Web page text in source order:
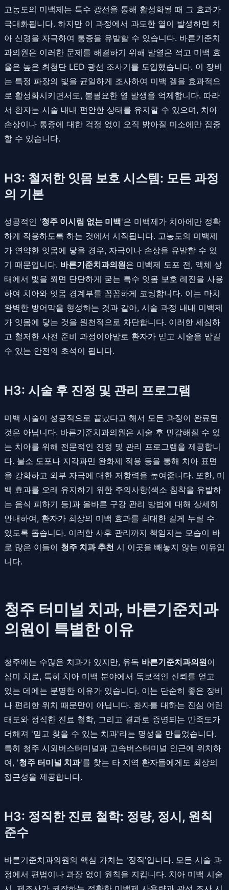
고농도의 미백제는 특수 광선을 통해 활성화될 때 그 효과가
극대화됩니다. 하지만 이 과정에서 과도한 열이 발생하면 치
아 신경을 자극하여 통증을 유발할 수 있습니다. 바른기준치
과의원은 이러한 문제를 해결하기 위해 발열은 적고 미백 효
율은 높은 최첨단 LED 광선 조사기를 도입했습니다. 이 장비
는 특정 파장의 빛을 균일하게 조사하여 미백 겔을 효과적으
로 활성화시키면서도, 불필요한 열 발생을 억제합니다. 따라
서 환자는 시술 내내 편안한 상태를 유지할 수 있으며, 치아
손상이나 통증에 대한 걱정 없이 오직 밝아질 미소에만 집중
할 수 있습니다.
H3: 철저한 잇몸 보호 시스템: 모든 과정
의 기본
성공적인 '청주 이시림 없는 미백'은 미백제가 치아에만 정확
하게 작용하도록 하는 것에서 시작됩니다. 고농도의 미백제
가 연약한 잇몸에 닿을 경우, 자극이나 손상을 유발할 수 있
기 때문입니다. 바른기준치과의원은 미백제 도포 전, 액체 상
태에서 빛을 쬐면 단단하게 굳는 특수 잇몸 보호 레진을 사용
하여 치아와 잇몸 경계부를 꼼꼼하게 코팅합니다. 이는 마치
완벽한 방어막을 형성하는 것과 같아, 시술 과정 내내 미백제
가 잇몸에 닿는 것을 원천적으로 차단합니다. 이러한 세심하
고 철저한 사전 준비 과정이야말로 환자가 믿고 시술을 맡길
수 있는 안전의 초석이 됩니다.
H3: 시술 후 진정 및 관리 프로그램
미백 시술이 성공적으로 끝났다고 해서 모든 과정이 완료된
것은 아닙니다. 바른기준치과의원은 시술 후 민감해질 수 있
는 치아를 위해 전문적인 진정 및 관리 프로그램을 제공합니
다. 불소 도포나 지각과민 완화제 적용 등을 통해 치아 표면
을 강화하고 외부 자극에 대한 저항력을 높여줍니다. 또한, 미
백 효과를 오래 유지하기 위한 주의사항(색소 침착을 유발하
는 음식 피하기 등)과 올바른 구강 관리 방법에 대해 상세히
안내하여, 환자가 최상의 미백 효과를 최대한 길게 누릴 수
있도록 돕습니다. 이러한 사후 관리까지 책임지는 모습이 바
로 많은 이들이 청주 치과 추천 시 이곳을 빼놓지 않는 이유입
니다.
청주 터미널 치과, 바른기준치과
의원이 특별한 이유
청주에는 수많은 치과가 있지만, 유독 바른기준치과의원이
심미 치료, 특히 치아 미백 분야에서 독보적인 신뢰를 얻고
있는 데에는 분명한 이유가 있습니다. 이는 단순히 좋은 장비
나 편리한 위치 때문만이 아닙니다. 환자를 대하는 진심 어린
태도와 정직한 진료 철학, 그리고 결과로 증명되는 만족도가
더해져 '믿고 찾을 수 있는 치과'라는 명성을 만들었습니다.
특히 청주 시외버스터미널과 고속버스터미널 인근에 위치하
여, '청주 터미널 치과'를 찾는 타 지역 환자들에게도 최상의
접근성을 제공합니다.
H3: 정직한 진료 철학: 정량, 정시, 원칙
준수
바른기준치과의원의 핵심 가치는 '정직'입니다. 모든 시술 과
정에서 편법이나 과장 없이 원칙을 지킵니다. 치아 미백 시술